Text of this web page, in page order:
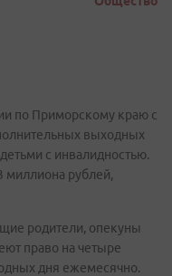
по Приморскому краю с
выходных
с инвалидностью.
рублей,
родители, опекуны
право на четыре
дня ежемесячно.